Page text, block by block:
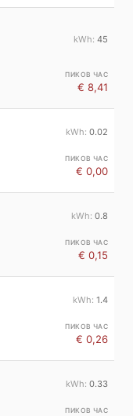
45
€ 8,41
0.02
€ 0,00
0.8
€ 0,15
1.4
€ 0,26
0.33